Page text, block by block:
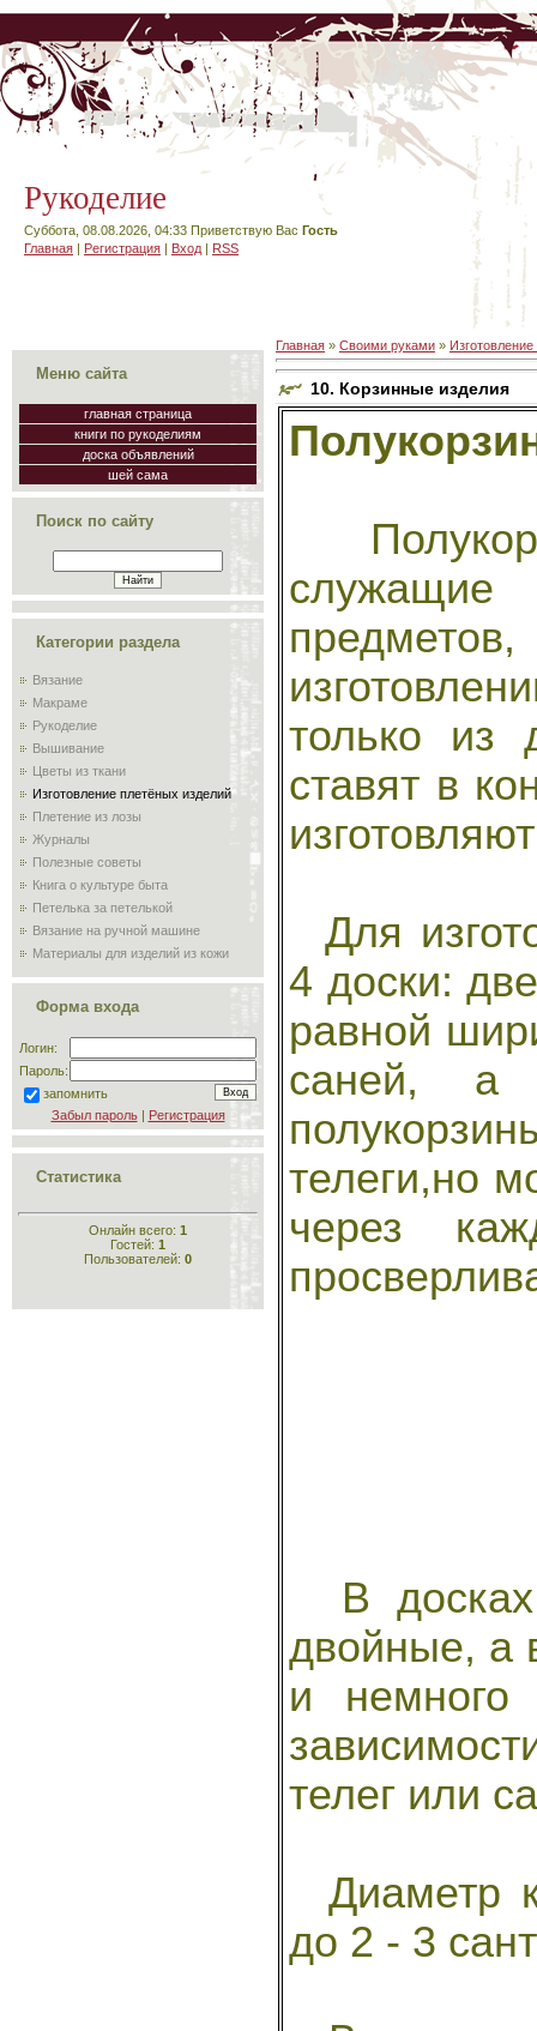
Рукоделие
Суббота, 08.08.2026, 04:33 Приветствую Вас Гость
Главная | Регистрация | Вход | RSS
Меню сайта
главная страница
книги по рукоделиям
доска объявлений
шей сама
Поиск по сайту
Категории раздела
Вязание
Макраме
Рукоделие
Вышивание
Цветы из ткани
Изготовление плетёных изделий
Плетение из лозы
Журналы
Полезные советы
Книга о культуре быта
Петелька за петелькой
Вязание на ручной машине
Материалы для изделий из кожи
Сам себе мастер
Обучение плиточников и
мозаичников
Форма входа
Логин:
Пароль:
запомнить
Забыл пароль| Регистрация
Статистика
Онлайн всего: 1
Гостей: 1
Пользователей: 0
Главная » Своими руками »
10. Корзинные изделия
служащие
только из
ставят в
Для
4 доски:
равной
саней, а
телеги,но
через
В досках
двойные, а
и
телег или
Диаметр
до 2 - 3